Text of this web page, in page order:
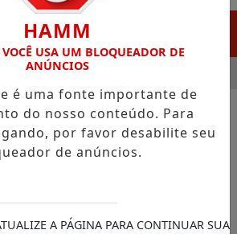
GRANDE COM ATUAÇÃO VOLTADA AO
cai 34% no
HAMM
VOCÊ USA UM BLOQUEADOR DE
ANÚNCIOS
é uma fonte importante de
do nosso conteúdo. Para
por favor desabilite seu
de anúncios.
A PÁGINA PARA CONTINUAR SUA